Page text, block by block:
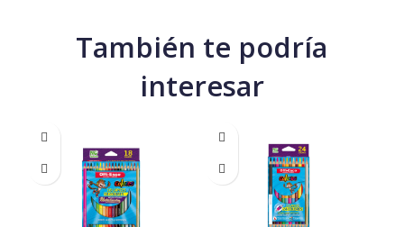
También te podría
interesar